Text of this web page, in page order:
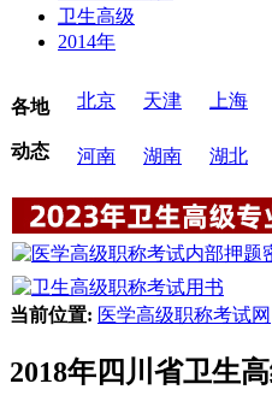
卫生高级
2014年
各地
动态
北京 天津 上海
河南 湖南 湖北
当前位置: 医学高级职称考试网
2018年四川省卫生